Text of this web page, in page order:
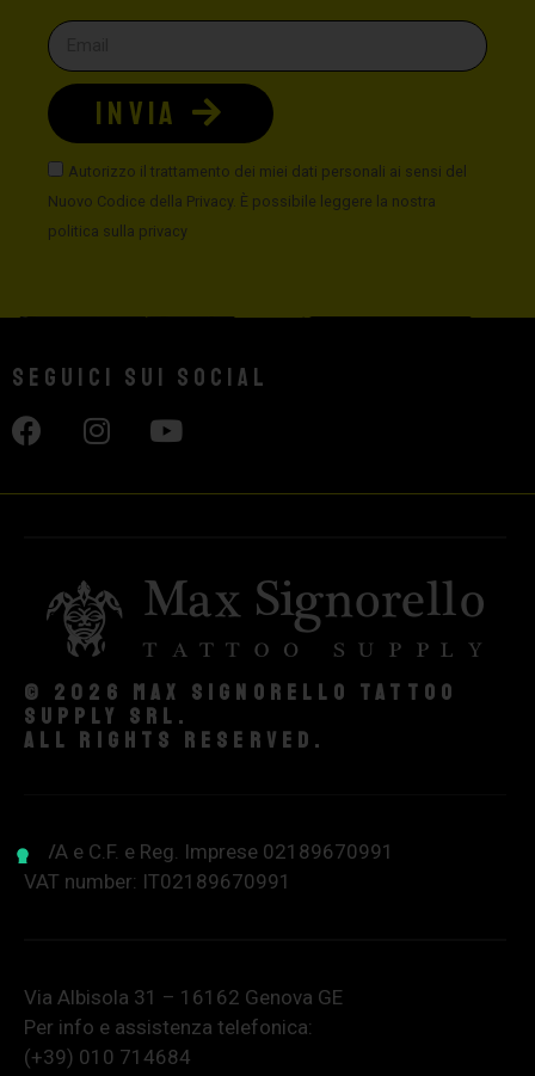
Autorizzo il trattamento dei miei dati personali ai sensi del
Nuovo Codice della Privacy. È possibile leggere la nostra
politica sulla privacy
INVIA
Seguici sui social
© 2026 Max Signorello Tattoo
supply srl.
All rights reserved.
P.IVA e C.F. e Reg. Imprese 02189670991
VAT number: IT02189670991
Via Albisola 31 – 16162 Genova GE
Per info e assistenza telefonica:
(+39) 010 714684